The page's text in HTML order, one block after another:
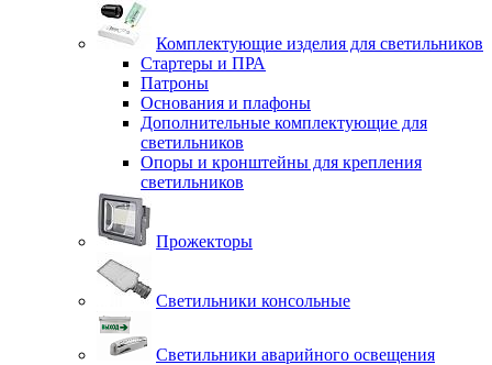
Комплектующие изделия для светильников
Стартеры и ПРА
Патроны
Основания и плафоны
Дополнительные комплектующие для
светильников
Опоры и кронштейны для крепления
светильников
Прожекторы
Светильники консольные
Светильники аварийного освещения